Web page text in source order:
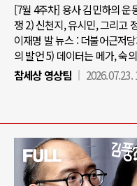
[7월 4주차] 용사 김민하의 운
쟁 2) 신천지, 유시민, 그리고
이재명 발 뉴스 : 더불어근저
의 발언 5) 데이터는 메가, 숙
참세상 영상팀
2026.07.23.